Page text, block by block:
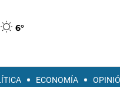
6°
ECONOMÍA